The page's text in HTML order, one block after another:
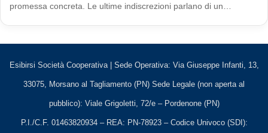
promessa concreta. Le ultime indiscrezioni parlano di un…
Esibirsi Società Cooperativa | Sede Operativa: Via Giuseppe Infanti, 13,
33075, Morsano al Tagliamento (PN) Sede Legale (non aperta al
pubblico): Viale Grigoletti, 72/e – Pordenone (PN)
P.I./C.F. 01463820934 – REA: PN-78923 – Codice Univoco (SDI):